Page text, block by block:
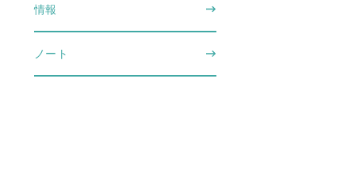
情報
ノート